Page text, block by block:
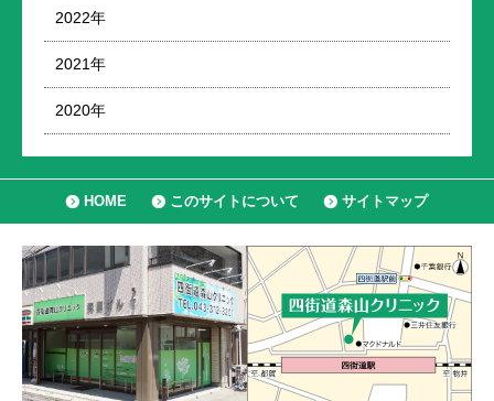
2022年
2021年
2020年
HOME このサイトについて サイトマップ